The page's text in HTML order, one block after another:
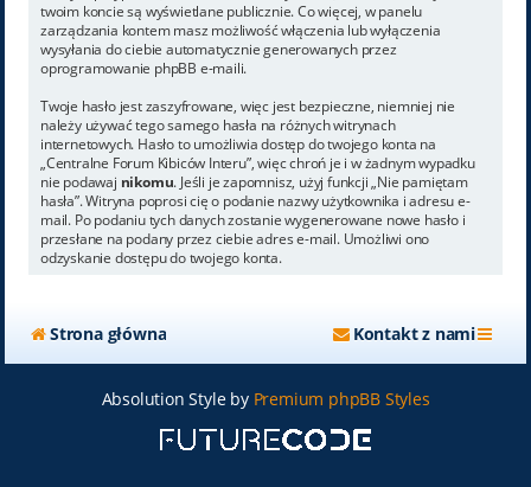
twoim koncie są wyświetlane publicznie. Co więcej, w panelu
zarządzania kontem masz możliwość włączenia lub wyłączenia
wysyłania do ciebie automatycznie generowanych przez
oprogramowanie phpBB e-maili.
Twoje hasło jest zaszyfrowane, więc jest bezpieczne, niemniej nie
należy używać tego samego hasła na różnych witrynach
internetowych. Hasło to umożliwia dostęp do twojego konta na
„Centralne Forum Kibiców Interu”, więc chroń je i w żadnym wypadku
nie podawaj nikomu. Jeśli je zapomnisz, użyj funkcji „Nie pamiętam
hasła”. Witryna poprosi cię o podanie nazwy użytkownika i adresu e-
mail. Po podaniu tych danych zostanie wygenerowane nowe hasło i
przesłane na podany przez ciebie adres e-mail. Umożliwi ono
odzyskanie dostępu do twojego konta.
Strona główna Kontakt z nami
Absolution Style by Premium phpBB Styles